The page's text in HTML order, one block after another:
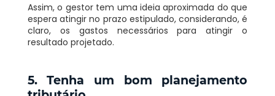
Assim, o gestor tem uma ideia aproximada do que
espera atingir no prazo estipulado, considerando, é
claro, os gastos necessários para atingir o
resultado projetado.
5. Tenha um bom planejamento